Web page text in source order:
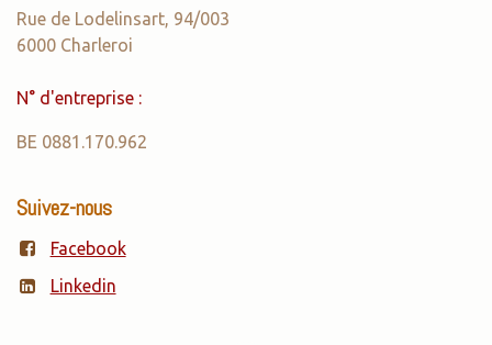
Rue de Lodelinsart, 94/003
6000 Charleroi
N° d'entreprise :
BE 0881.170.962
Suivez-nous
Facebook
Linkedin